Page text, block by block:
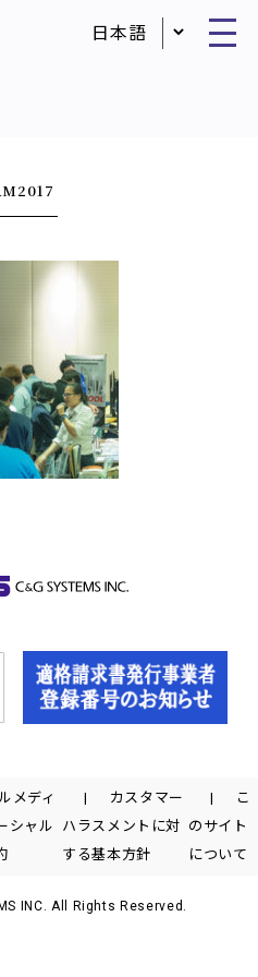
メディ
シャル
カスタマー
ハラスメントに対
する基本方針
こ
のサイト
について
INC. All Rights Reserved.